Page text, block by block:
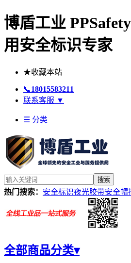
博盾工业
用安全标识专家
★收藏本站
📞18015583211
联系客服 ▼
☰ 分类
搜索
热门搜索： 安全标识夜光胶带安全帽
全部商品分类▾